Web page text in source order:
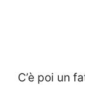
C’è poi un